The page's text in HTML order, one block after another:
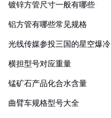
镀锌方管尺寸一般有哪些
铝方管有哪些常见规格
光线传媒参投三国的星空爆冷
横担型号对应重量
锰矿石产品化合水含量
曲臂车规格型号大全